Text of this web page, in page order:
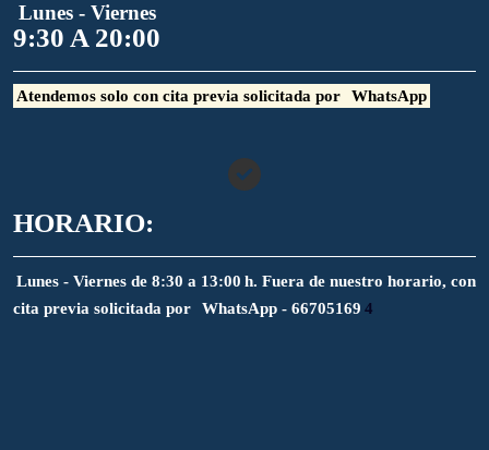
Lunes - Viernes
9:30 A 20:00
Atendemos solo con cita previa solicitada por WhatsApp
HORARIO:
Lunes - Viernes de 8:30 a 13:00 h. Fuera de nuestro horario, con
cita previa solicitada por
WhatsApp - 66705169 4